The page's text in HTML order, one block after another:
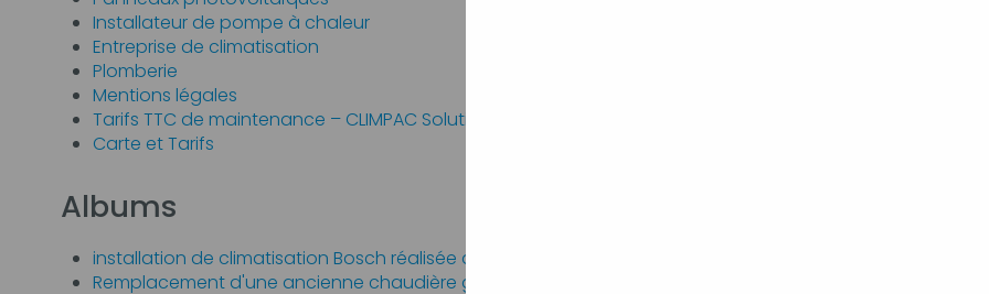
Installateur de pompe à chaleur
Entreprise de climatisation
Plomberie
Mentions légales
Tarifs TTC de maintenance – CLIMPAC Solutions
Carte et Tarifs
Albums
installation de climatisation Bosch réalisée avec soin par Climpac Solutions À FORCALQUIER
Remplacement d'une ancienne chaudière gaz par une pompe à chaleur air/eau DAIKIN, une solution